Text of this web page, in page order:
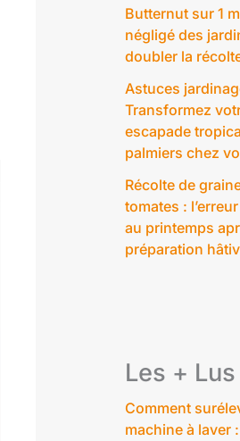
Butternut sur 1
négligé des
doubler la
Astuces
Transformez
escapade
palmiers chez
Récolte de
tomates :
au printemps
préparation
Les + Lus
Comment
machine à laver